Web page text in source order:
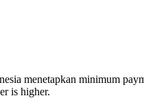
menetapkan minimum
is higher.